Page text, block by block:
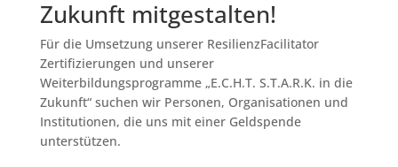
Zukunft mitgestalten!
Für die Umsetzung unserer ResilienzFacilitator
Zertifizierungen und unserer
Weiterbildungsprogramme „E.C.H.T. S.T.A.R.K. in die
Zukunft“ suchen wir Personen, Organisationen und
Institutionen, die uns mit einer Geldspende
unterstützen.